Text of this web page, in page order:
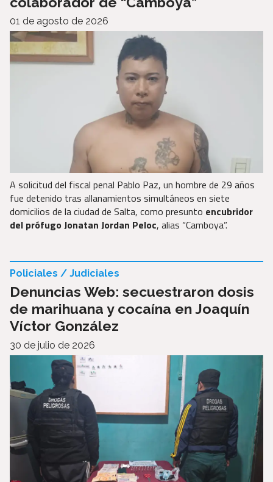
01 de agosto de 2026
A solicitud del fiscal penal Pablo Paz, un hombre de 29 años
fue detenido tras allanamientos simultáneos en siete
domicilios de la ciudad de Salta, como presunto encubridor
del prófugo Jonatan Jordan Peloc, alias “Camboya”.
Denuncias Web: secuestraron dosis
de marihuana y cocaína en Joaquín
Víctor González
Policiales / Judiciales
30 de julio de 2026